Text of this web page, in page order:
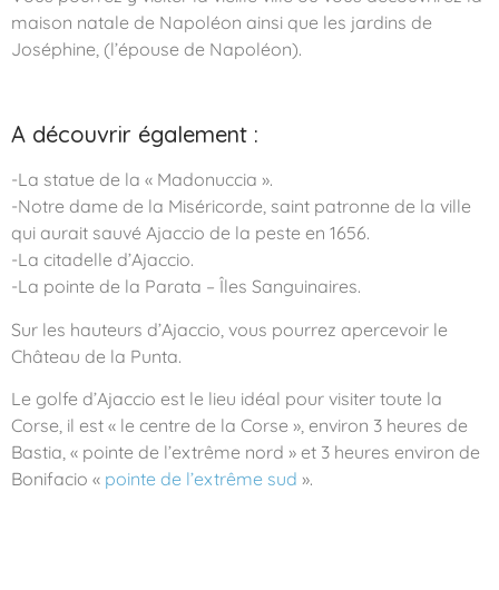
maison natale de Napoléon ainsi que les jardins de
Joséphine, (l’épouse de Napoléon).
A découvrir également :
-La statue de la « Madonuccia ».
-Notre dame de la Miséricorde, saint patronne de la ville
qui aurait sauvé Ajaccio de la peste en 1656.
-La citadelle d’Ajaccio.
-La pointe de la Parata – Îles Sanguinaires.
Sur les hauteurs d’Ajaccio, vous pourrez apercevoir le
Château de la Punta.
Le golfe d’Ajaccio est le lieu idéal pour visiter toute la
Corse, il est « le centre de la Corse », environ 3 heures de
Bastia, « pointe de l’extrême nord » et 3 heures environ de
Bonifacio « pointe de l’extrême sud ».